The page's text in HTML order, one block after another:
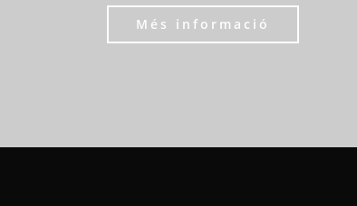
Més informació